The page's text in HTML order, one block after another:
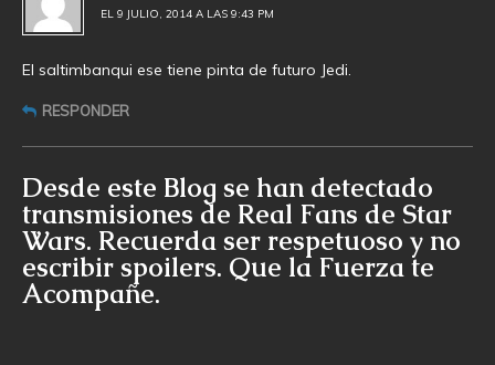
EL 9 JULIO, 2014 A LAS 9:43 PM
El saltimbanqui ese tiene pinta de futuro Jedi.
RESPONDER
Desde este Blog se han detectado
transmisiones de Real Fans de Star
Wars. Recuerda ser respetuoso y no
escribir spoilers. Que la Fuerza te
Acompañe.